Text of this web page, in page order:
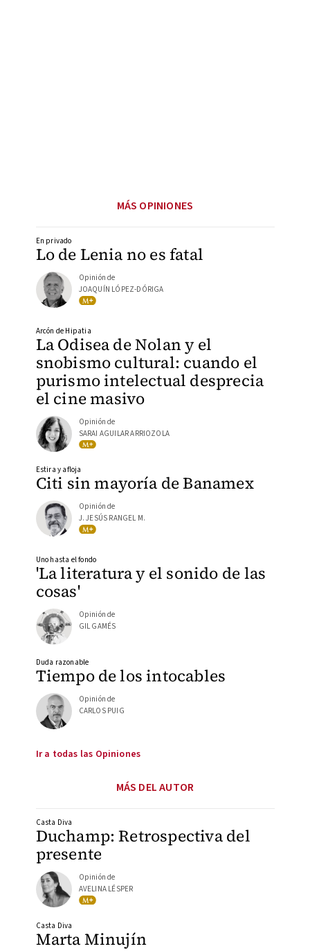
MÁS OPINIONES
Lo de Lenia no es fatal
En privado
Opinión de
JOAQUÍN LÓPEZ-DÓRIGA
La Odisea de Nolan y el
snobismo cultural: cuando el
purismo intelectual desprecia
el cine masivo
Arcón de Hipatia
Opinión de
SARAI AGUILAR ARRIOZOLA
Citi sin mayoría de Banamex
Estira y afloja
Opinión de
J. JESÚS RANGEL M.
'La literatura y el sonido de las
cosas'
Uno hasta el fondo
Opinión de
GIL GAMÉS
Tiempo de los intocables
Duda razonable
Opinión de
CARLOS PUIG
Ir a todas las Opiniones
MÁS DEL AUTOR
Duchamp: Retrospectiva del
presente
Casta Diva
Opinión de
AVELINA LÉSPER
Marta Minujín
Casta Diva